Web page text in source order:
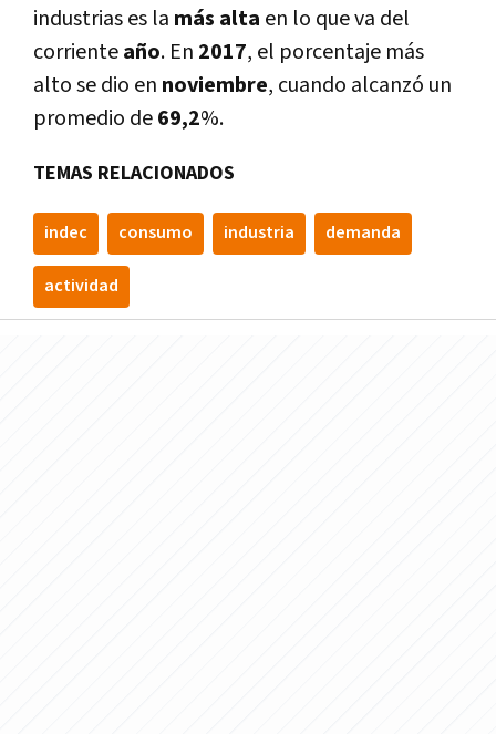
industrias es la más alta en lo que va del
corrienteaño. En 2017, el porcentaje más
alto se dio en noviembre, cuando alcanzó un
promedio de69,2%.
TEMAS RELACIONADOS
indec consumo industria demanda
actividad